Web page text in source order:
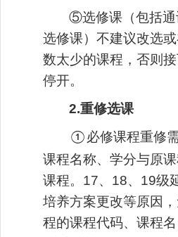
⑤选修课（包括通
选修课）不建议改选
数太少的课程，否则
停开。
2.重修选课
① 必修课程重修
课程名称、 学分与原
课程。 17、18、19级
培养方案更改等原因
程的课程代码、课程名